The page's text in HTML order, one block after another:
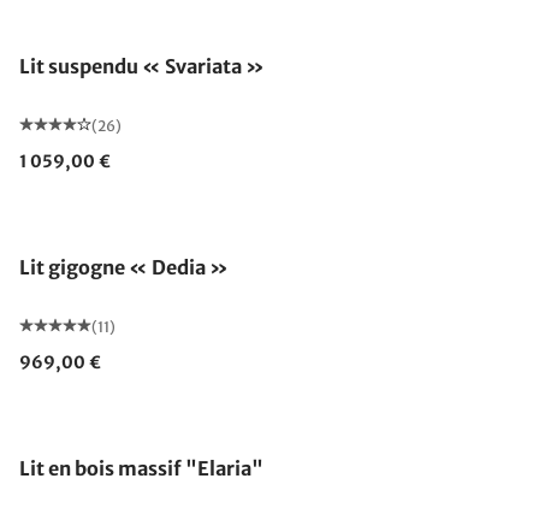
Lit suspendu « Svariata »
(26)
1 059,00 €
Lit gigogne « Dedia »
(11)
969,00 €
Lit en bois massif "Elaria"